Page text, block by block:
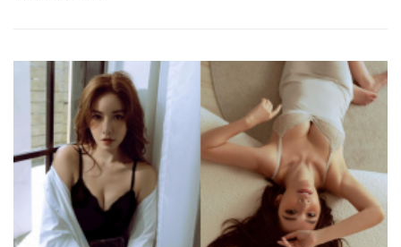
委下指導棋。由於國民黨之前釋出的版本眾多，針對各界矚目「金
額」到底是多少？國民黨文傳會主委吳宗憲僅表示，美國的發價書
（LOA）就是3500億。而軍購特別條例跟後勤成本粗估約5兆台幣，
將排擠社福等其他預算，希望不要用特別條例，而是要回歸常規預
算來審查。對此，民進黨立法院黨團幹事長莊瑞雄隨即召開記者會
回擊，批評國民黨和民眾黨連政府總預算都擱置不審，還胡扯會排
擠到其他預算。若國民黨真要審查，完全可以逐條在國會中以透明
的方式審查，卻在程序委員會阻擋軍購案整整9次，「簡單來說就是
心虛！」值得注意的是，國民黨前主席朱立倫子弟兵、前國民黨智